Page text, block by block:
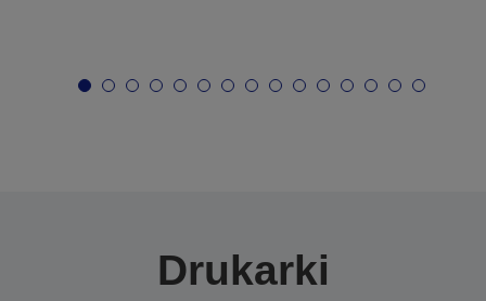
Drukarki